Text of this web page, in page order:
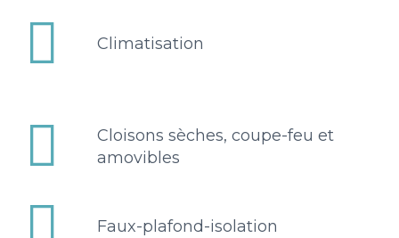

 Climatisation


Cloisons sèches, coupe-feu et
amovibles
Faux-plafond-isolation